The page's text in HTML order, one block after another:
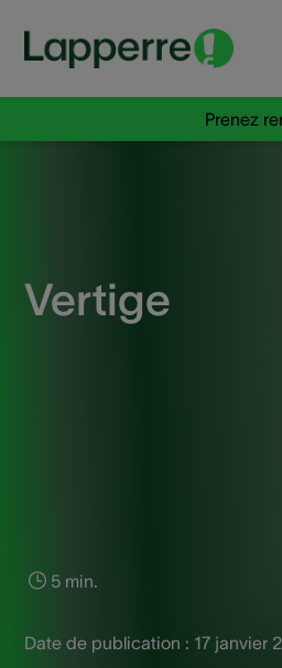
Prenez
Vertige
5 min.
Date de publication : 17 janvier